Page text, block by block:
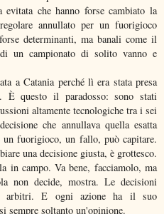
evitata che hanno forse cambiato la
annullato per un fuorigioco
determinanti, ma banali come il
un campionato di solito vanno e
a Catania perché lì era stata presa
È questo il paradosso: sono stati
altamente tecnologiche tra i sei
che annullava quella esatta
fuorigioco, un fallo, può capitare.
una decisione giusta, è grottesco.
in campo. Va bene, facciamolo, ma
non decide, mostra. Le decisioni
arbitri. E ogni azione ha il suo
sempre soltanto un'opinione.